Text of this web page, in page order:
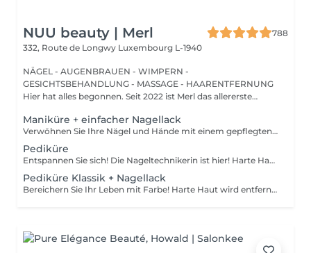
NUU beauty | Merl
788
332, Route de Longwy Luxembourg L-1940
NÄGEL - AUGENBRAUEN - WIMPERN -
GESICHTSBEHANDLUNG - MASSAGE - HAARENTFERNUNG
Hier hat alles begonnen. Seit 2022 ist Merl das allererste
Maniküre + einfacher Nagellack
Verwöhnen Sie Ihre Nägel und Hände mit einem gepflegten und ordentlichen Erscheinungsbild! Unsere Technikerinnen werden effektiv abgestorbene Hautzellen entfernen, die Nägel in Form bringen und feilen sowie die äußere Oberfläche polieren. Am Ende dieser Behandlung wird ein regulärer Nagellack aufgetragen. Unsere Meisterinnen bieten klassische, Hardware- oder kombinierte Maniküre an. Wie wird die Maniküre mit regulärer Nagellack durchgeführt? - rauhe Haut wird entfernt - die Form der Nagelplatte wird korrigiert - die Nagelhaut und seitlichen Rillen werden korrigiert - Nagellack wird aufgetragen - Nagelhautöl und Handcreme werden aufgetragen Altersbeschränkungen: empfohlen ab 14 Jahren. Empfehlungen nach dem Eingriff: es gibt keine speziellen Empfehlungen nach diesem Verfahren. Frequenz: einmal in 3 Wochen.
Pediküre
Entspannen Sie sich! Die Nageltechnikerin ist hier! Harte Haut wird entfernt, die Füße werden mit tief pflegenden Cremes massiert, wodurch sie weicher und geschmeidiger werden. Die Nagelhaut wird ordentlich gemacht und die Fußnägel werden perfekt geformt. Unsere Meisterinnen führen eine Hardware-Pediküre durch. Wie wird die Pediküre ohne Nagellack durchgeführt? - rauhe Haut wird entfernt - die Form der Nagelplatte wird korrigiert - die Nagelhaut und seitlichen Rillen werden korrigiert - die Fersen werden gereinigt - Nagelhautöl und Fußcreme werden aufgetragen Altersbeschränkungen: empfohlen ab 14 Jahren. Empfehlungen nach dem Eingriff: es gibt keine speziellen Empfehlungen nach diesem Verfahren. Frequenz: einmal in 3-4 Wochen.
Pediküre Klassik + Nagellack
Bereichern Sie Ihr Leben mit Farbe! Harte Haut wird entfernt, die Füße werden mit tief pflegenden Cremes massiert, wodurch sie weicher und geschmeidiger werden. Die Nagelhaut wird ordentlich gemacht und die Fußnägel werden perfekt geformt. Am Ende dieser Behandlung wird regulärer Nagellack aufgetragen. Unsere Meisterinnen führen eine Hardware-Pediküre durch. Wie wird die Pediküre mit einfacher Nagellackierung durchgeführt? - rauhe Haut wird entfernt - die Form der Nagelplatte wird korrigiert - die Nagelhaut und seitlichen Rillen werden korrigiert - die Fersen werden gereinigt - nagellack wird aufgetragen - nagelhautöl und Fußcreme werden aufgetragen Altersbeschränkungen: empfohlen ab 14 Jahren. Empfehlungen nach dem Eingriff: es gibt keine speziellen Empfehlungen nach diesem Verfahren. Frequenz: einmal in 3-4 Wochen.